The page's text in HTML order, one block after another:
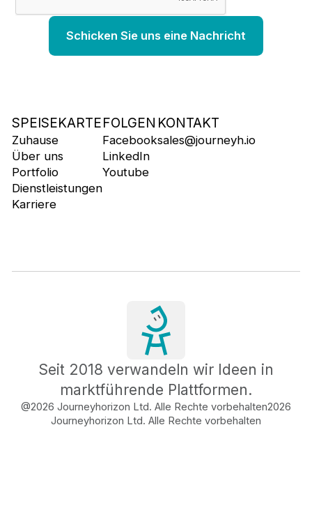
SPEISEKARTE
Zuhause
Über uns
Portfolio
Dienstleistungen
Karriere
FOLGEN
Facebook
LinkedIn
Youtube
KONTAKT
sales@journeyh.io
Seit 2018 verwandeln wir Ideen in
marktführende Plattformen.
@2026 Journeyhorizon Ltd. Alle Rechte vorbehalten2026
Journeyhorizon Ltd. Alle Rechte vorbehalten